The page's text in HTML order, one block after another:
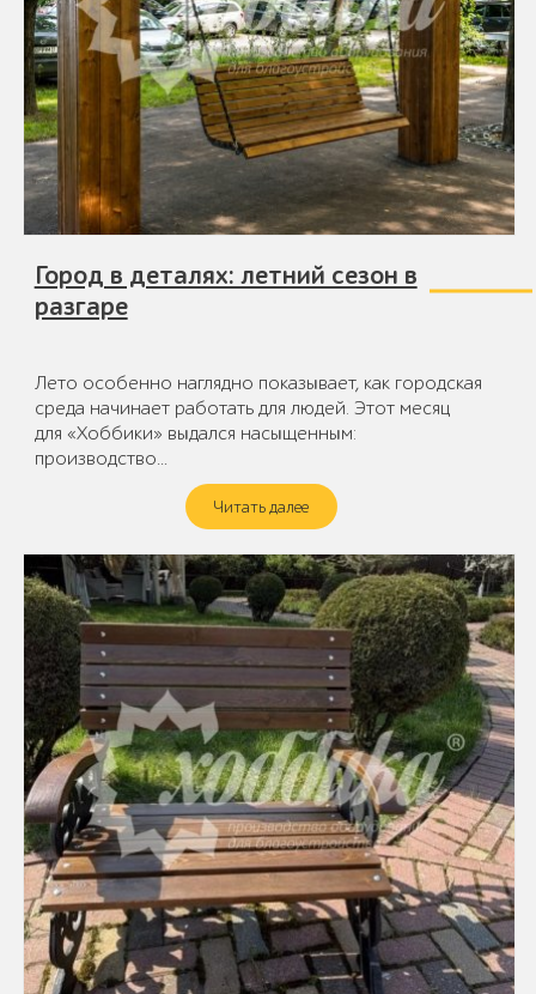
Город в деталях: летний сезон в
разгаре
Лето особенно наглядно показывает, как городская
среда начинает работать для людей. Этот месяц
для «Хоббики» выдался насыщенным:
производство…
Читать далее